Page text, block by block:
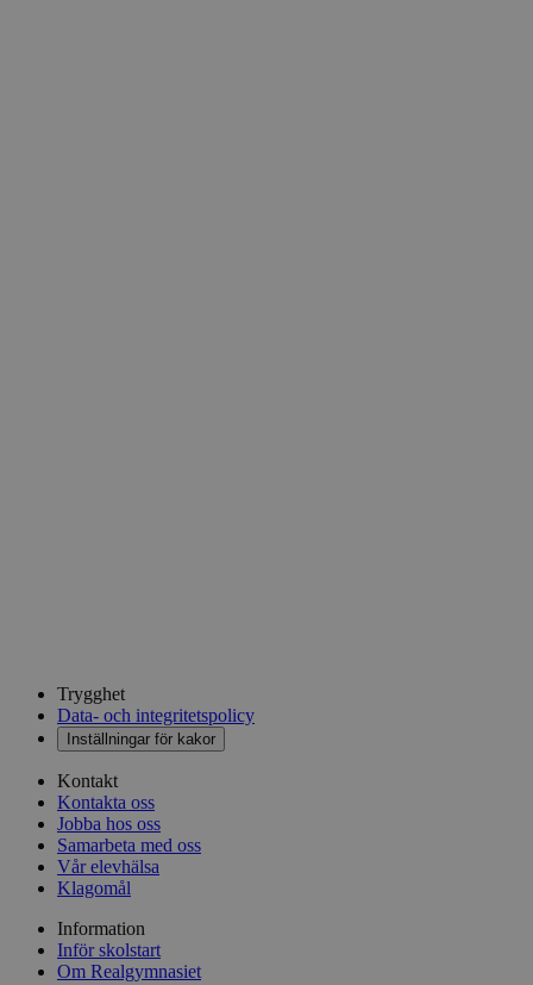
Trygghet
Data- och integritetspolicy
Inställningar för kakor
Kontakt
Kontakta oss
Jobba hos oss
Samarbeta med oss
Vår elevhälsa
Klagomål
Information
Inför skolstart
Om Realgymnasiet